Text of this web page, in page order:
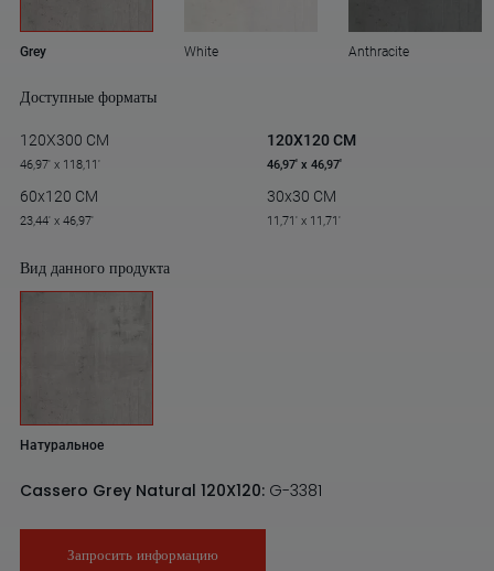
Grey White Anthracite
Доступные форматы
120X300 CM
46,97' x 118,11'
120X120 CM
46,97' x 46,97'
60x120 CM
23,44' x 46,97'
30x30 CM
11,71' x 11,71'
Вид данного продукта
Натуральное
Cassero Grey Natural 120X120: G-3381
Запросить информацию